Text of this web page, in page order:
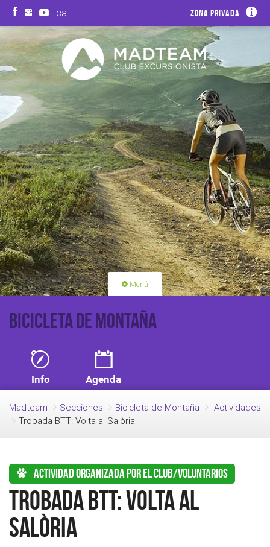
ca Zona privada
Menú
ACTIVIDADES
HAZTE SOCIO
Bicicleta de Montaña
Info Agenda
Madteam Secciones Bicicleta de Montaña
Actividades
Trobada BTT: Volta al Salòria
Actividad organizada por el club/voluntarios
Trobada BTT: Volta al
Salòria